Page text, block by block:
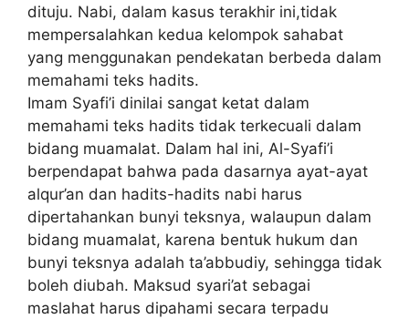
dituju. Nabi, dalam kasus terakhir ini,tidak
mempersalahkan kedua kelompok sahabat
yang menggunakan pendekatan berbeda dalam
memahami teks hadits.
Imam Syafi’i dinilai sangat ketat dalam
memahami teks hadits tidak terkecuali dalam
bidang muamalat. Dalam hal ini, Al-Syafi’i
berpendapat bahwa pada dasarnya ayat-ayat
alqur’an dan hadits-hadits nabi harus
dipertahankan bunyi teksnya, walaupun dalam
bidang muamalat, karena bentuk hukum dan
bunyi teksnya adalah ta’abbudiy, sehingga tidak
boleh diubah. Maksud syari’at sebagai
maslahat harus dipahami secara terpadu